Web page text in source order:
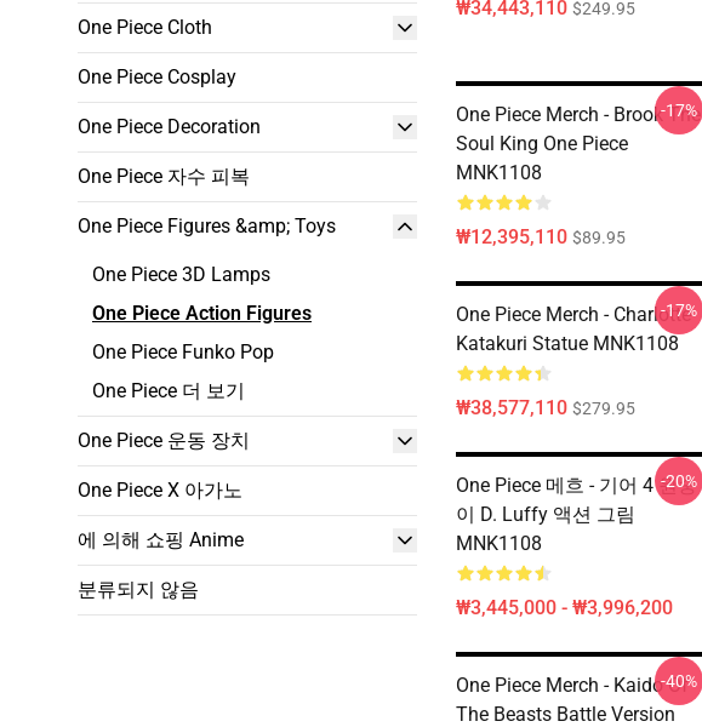
One Piece Cloth
One Piece Cosplay
One Piece Decoration
One Piece 자수 피복
One Piece Figures &amp; Toys
One Piece 3D Lamps
One Piece Action Figures
One Piece Funko Pop
One Piece 더 보기
One Piece 운동 장치
One Piece X 아가노
에 의해 쇼핑 Anime
분류되지 않음
₩34,443,110 $249.95
One Piece Merch - Brook The
Soul King One Piece
MNK1108
₩12,395,110 $89.95
-17%
One Piece Merch - Charlotte
Katakuri Statue MNK1108
₩38,577,110 $279.95
-17%
One Piece 메흐 - 기어 4 원숭
이 D. Luffy 액션 그림
MNK1108
₩3,445,000 - ₩3,996,200
-20%
One Piece Merch - Kaido Of
The Beasts Battle Version
-40%